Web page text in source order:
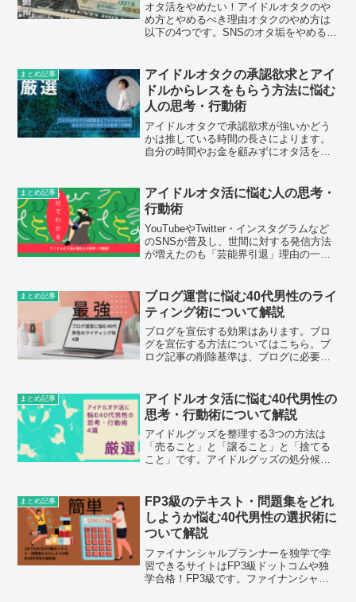
オタ活をやめたい！アイドルオタクのや
め方とやめるべき理由オタクのやめ方は
以下の4つです。SNSのオタ垢をやめるか
から消す「アイドルオタクをやめたい」
と思う理由はアイドル...
まとめ記事
アイドルオタクの承認欲求とアイ
ドルからレスをもらう方法に悩む
人の思考・行動術
アイドルオタクで承認欲求が強いかどう
かは推している時間の長さによります。
自分の時間やお金を顧みずにオタ活をし
ら。多くレスをもらう方法としては、ス
ケッチブックを使います。
まとめ記事
アイドルオタ活に悩む人の思考・
行動術
YouTubeやTwitter・インスタグラムなど
のSNSが普及し、世間に対する発信方法
が増えたのも「芸能界引退」理由の一つ
を置くシーンのあったコンサートは、山
口百恵の引退
まとめ記事
ブログ運営に悩む40代男性のライ
ティング術について解説
ブログを宣伝する効果はあります。ブロ
グを宣伝する方法についてはこちら。ブ
ログ記事の削除基準は、ブログに必要性
についてはこちら。ブログを書くための
情報収集の方法はブログ
まとめ記事
アイドルオタ活に悩む40代男性の
思考・行動術について解説
アイドルグッズを整理する3つの方法は
「売ること」と「譲ること」と「捨てる
こと」です。アイドルグッズの処分候補
イドルと結婚して幸せになるのかについ
てはこちら
まとめ記事
FP3級のテキスト・問題集をどれ
しようか悩む40代男性の選択術に
ついて解説
ファイナンシャルプランナーを独学で学
習できるサイトはFP3級ドットコムや独
学合格！FP3級です。ファイナンシャル